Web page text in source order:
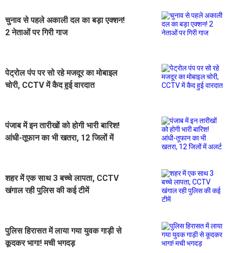
चुनाव से पहले अकाली दल का बड़ा एक्शन!
2 नेताओं पर गिरी गाज
पेट्रोल पंप पर सो रहे मजदूर का मोबाइल
चोरी, CCTV में कैद हुई वारदात
पंजाब में इन तारीखों को होगी भारी बारिश!
आंधी-तूफान का भी खतरा, 12 जिलों में
शहर में एक साथ 3 बच्चे लापता, CCTV
खंगाल रही पुलिस की कई टीमें
पुलिस हिरासत में लाया गया युवक गाड़ी से
कूदकर भागा! मची भगदड़